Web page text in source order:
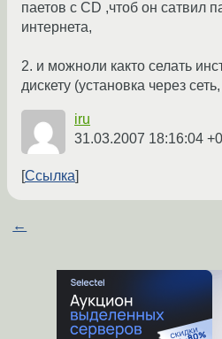
паетов с CD ,чтоб он сатвил
интернета,
2. и можноли както селать
дискету (установка через
iru
31.03.2007 18:16:04
Ссылка
←